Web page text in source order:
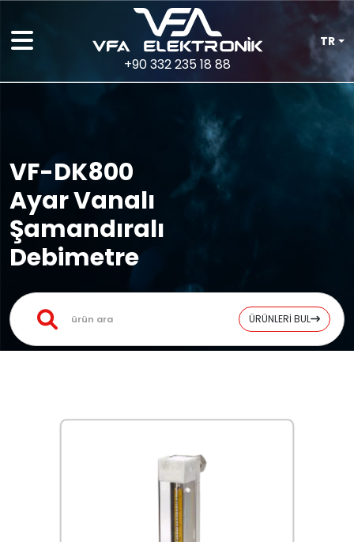
+90 332 235 18 88
TR
VF-DK800
Ayar Vanalı
Şamandıralı
Debimetre
ÜRÜNLERİ BUL